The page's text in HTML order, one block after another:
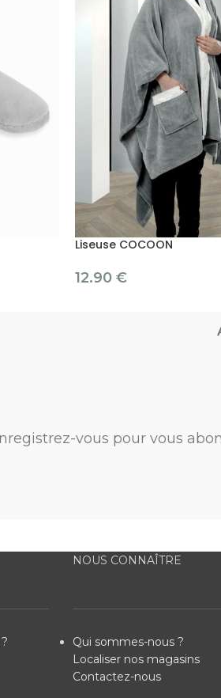
Liseuse COCOON
12.90 €
vous pour vous
NOUS CONNAÎTRE
Qui sommes-nous ?
Localiser nos magasins
Contactez-nous